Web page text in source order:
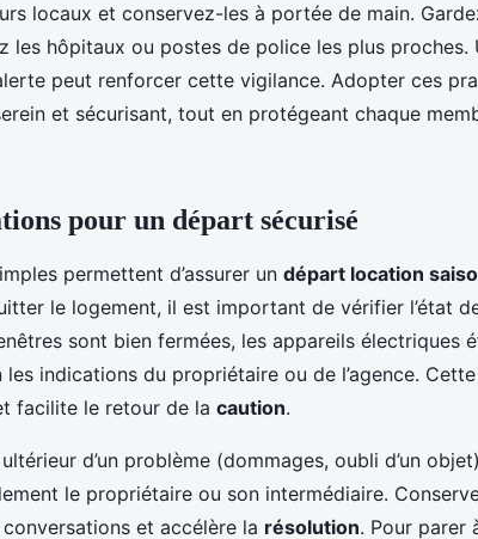
locaux et conservez-les à portée de main.
les hôpitaux ou postes de police les plus proches.
peut renforcer cette vigilance. Adopter ces
et sécurisant, tout en protégeant chaque
pour un départ sécurisé
permettent d’assurer un départ location
le logement, il est important de vérifier l’état
sont bien fermées, les appareils électriques
les indications du propriétaire ou de l’agence.
facilite le retour de la caution.
d’un problème (dommages, oubli d’un
le propriétaire ou son intermédiaire.
et accélère la résolution. Pour parer